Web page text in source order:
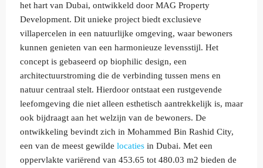
het hart van Dubai, ontwikkeld door MAG Property
Development. Dit unieke project biedt exclusieve
villapercelen in een natuurlijke omgeving, waar bewoners
kunnen genieten van een harmonieuze levensstijl. Het
concept is gebaseerd op biophilic design, een
architectuurstroming die de verbinding tussen mens en
natuur centraal stelt. Hierdoor ontstaat een rustgevende
leefomgeving die niet alleen esthetisch aantrekkelijk is, maar
ook bijdraagt aan het welzijn van de bewoners. De
ontwikkeling bevindt zich in Mohammed Bin Rashid City,
een van de meest gewilde locaties in Dubai. Met een
oppervlakte variërend van 453.65 tot 480.03 m2 bieden de